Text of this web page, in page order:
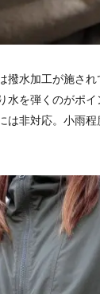
撥水加工が施さ
水を弾くのがポ
は非対応。小雨